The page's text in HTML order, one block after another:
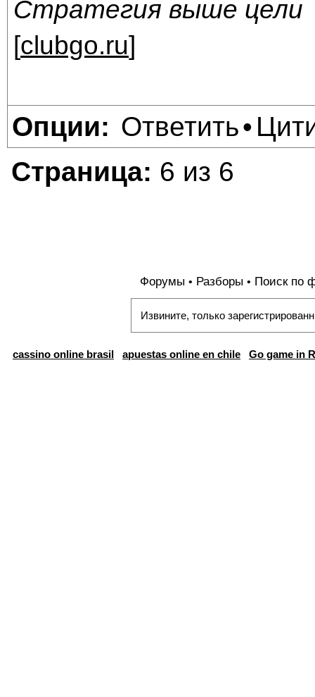
Стратегия выше цели
[clubgo.ru]
Опции: Ответить•
Страница: 6 из 6
Форумы • Разборы • Поиск по
Извините, только
cassino online brasil apuestas online en chile Go game in